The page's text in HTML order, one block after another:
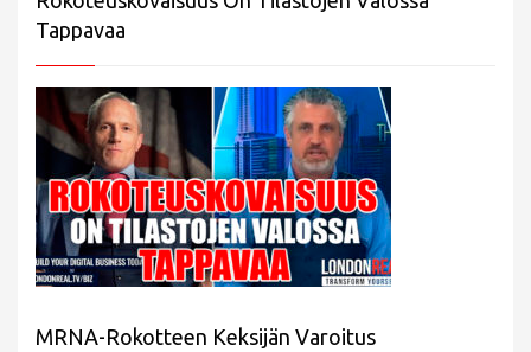
Tappavaa
MRNA-Rokotteen Keksijän Varoitus